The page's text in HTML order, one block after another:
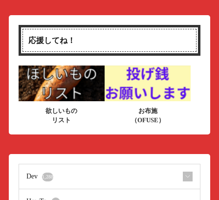
応援してね！
欲しいもの
リスト
お布施
（OFUSE）
Dev 1,288